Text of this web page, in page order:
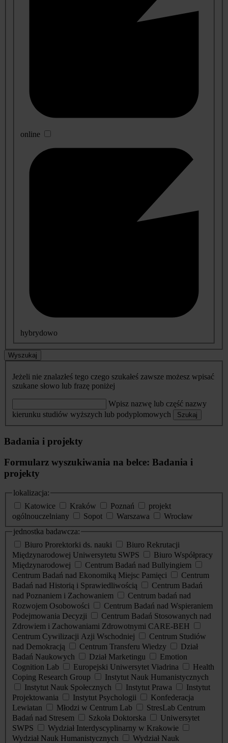
online
hybrydowo
Wyszukaj
Jeżeli nie znalazłeś tego czego szukałeś zawsze możesz wpisać
szukane słowo lub frazę poniżej
Wpisz nazwę lub część nazwy
kierunku studiów wyższych lub podyplomowych
Szukaj
Badania i projekty
Formularz wyszukiwania na belce: Badania i
projekty
lokalizacja:
Katowice
Kraków Poznań
projekt
ogólnouczelniany
Sopot Warszawa
Wrocław
jednostka badawcza:
Biuro Prorektorki ds. nauki
Biuro Rekrutacji
Międzynarodowej Uniwersytetu SWPS
Biuro Współpracy
Międzynarodowej
Centrum Badań nad Bullyingiem
Centrum Badań nad Ekonomiką Miejsc Pamięci
Centrum
Badań nad Historią i Sprawiedliwością
Centrum Badań
nad Poznaniem i Zachowaniem
Centrum badań nad
Rozwojem Osobowości
Centrum Badań nad Wspieraniem
Podejmowania Decyzji
Centrum Badań Stosowanych nad
Zdrowiem i Zachowaniami Zdrowotnymi CARE-BEH
Centrum Cywilizacji Azji Wschodniej
Centrum Studiów
nad Demokracją
Centrum Transferu Wiedzy
Dział
Badań Naukowych
Dział Marketingu
Emotion
Cognition Lab
Europejski Uniwersytet Viadrina
Health
Coping Research Group
Instytut Nauk Humanistycznych
Instytut Nauk Społecznych
Instytut Prawa
Instytut
Projektowania
Instytut Psychologii
Konfederacja
Lewiatan
Młodzi w Centrum Lab
StresLab Centrum
Badań nad Stresem
Szkoła Doktorska
Uniwersytet
SWPS
Wydział Interdyscyplinarny w Krakowie
Wydział Nauk Humanistycznych
Wydział Nauk